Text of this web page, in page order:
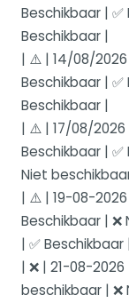
Beschikbaar | ✅
Beschikbaar |
| ⚠️ | 14/08/2026
Beschikbaar | ✅
Beschikbaar |
| ⚠️ | 17/08/2026
Beschikbaar | ✅
Niet
| ⚠️ | 19-08-2026
Beschikbaar |
| ✅ Beschikbaar |
| ❌ | 21-08-
beschikbaar |